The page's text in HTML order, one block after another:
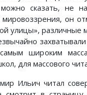
можно сказать,
он
улицы», различные
широким
для массового
Ильич читал